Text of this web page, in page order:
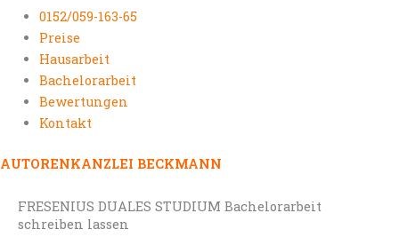
0152/059-163-65
Preise
Hausarbeit
Bachelorarbeit
Bewertungen
Kontakt
AUTORENKANZLEI BECKMANN
FRESENIUS DUALES STUDIUM Bachelorarbeit
schreiben lassen